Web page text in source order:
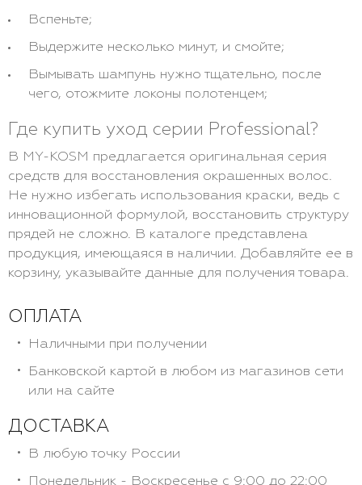
Вспеньте;
Выдержите несколько минут, и смойте;
Вымывать шампунь нужно тщательно, после
чего, отожмите локоны полотенцем;
Где купить уход серии Professional?
В MY-KOSM предлагается оригинальная серия
средств для восстановления окрашенных волос.
Не нужно избегать использования краски, ведь с
инновационной формулой, восстановить структуру
прядей не сложно. В каталоге представлена
продукция, имеющаяся в наличии. Добавляйте ее в
корзину, указывайте данные для получения товара.
ОПЛАТА
Наличными при получении
Банковской картой в любом из магазинов сети
или на сайте
ДОСТАВКА
В любую точку России
Понедельник - Воскресенье с 9:00 до 22:00